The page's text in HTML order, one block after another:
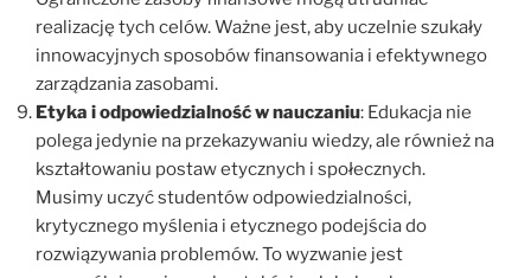
realizację tych celów. Ważne jest, aby uczelnie szukały
innowacyjnych sposobów finansowania i efektywnego
zarządzania zasobami.
Etyka i odpowiedzialność w nauczaniu: Edukacja nie
polega jedynie na przekazywaniu wiedzy, ale również na
kształtowaniu postaw etycznych i społecznych.
Musimy uczyć studentów odpowiedzialności,
krytycznego myślenia i etycznego podejścia do
rozwiązywania problemów. To wyzwanie jest